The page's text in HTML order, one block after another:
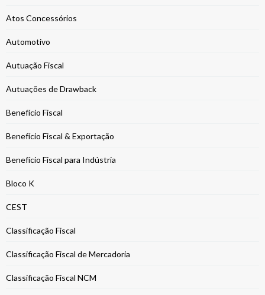
Atos Concessórios
Automotivo
Autuação Fiscal
Autuações de Drawback
Benefício Fiscal
Benefício Fiscal & Exportação
Benefício Fiscal para Indústria
Bloco K
CEST
Classificação Fiscal
Classificação Fiscal de Mercadoria
Classificação Fiscal NCM